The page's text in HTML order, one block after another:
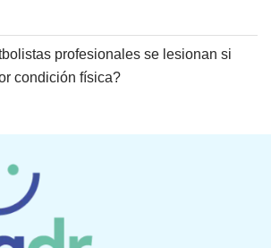
profesionales se lesionan si
condición física?